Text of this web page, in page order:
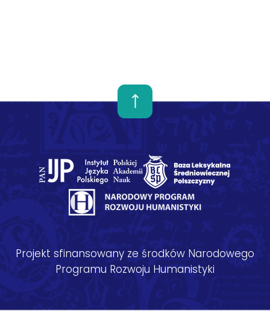
Projekt sfinansowany ze środków Narodowego
Programu Rozwoju Humanistyki